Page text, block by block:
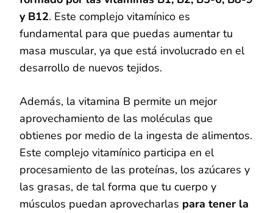
y B12. Este complejo vitamínico es
fundamental para que puedas aumentar tu
masa muscular, ya que está involucrado en el
desarrollo de nuevos tejidos.
Además, la vitamina B permite un mejor
aprovechamiento de las moléculas que
obtienes por medio de la ingesta de alimentos.
Este complejo vitamínico participa en el
procesamiento de las proteínas, los azúcares y
las grasas, de tal forma que tu cuerpo y
músculos puedan aprovecharlas para tener la